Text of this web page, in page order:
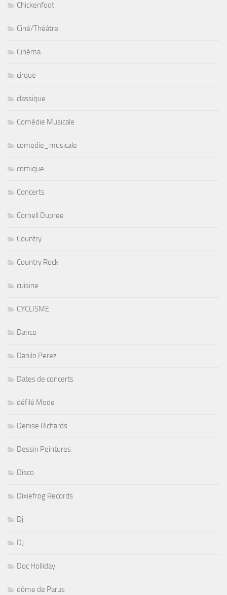
Chickenfoot
Ciné/Théâtre
Cinéma
cirque
classique
Comédie Musicale
comedie_musicale
comique
Concerts
Cornell Dupree
Country
Country Rock
cuisine
CYCLISME
Dance
Danilo Perez
Dates de concerts
défilé Mode
Denise Richards
Dessin Peintures
Disco
Dixiefrog Records
Dj
DJ
Doc Holliday
dôme de Parus